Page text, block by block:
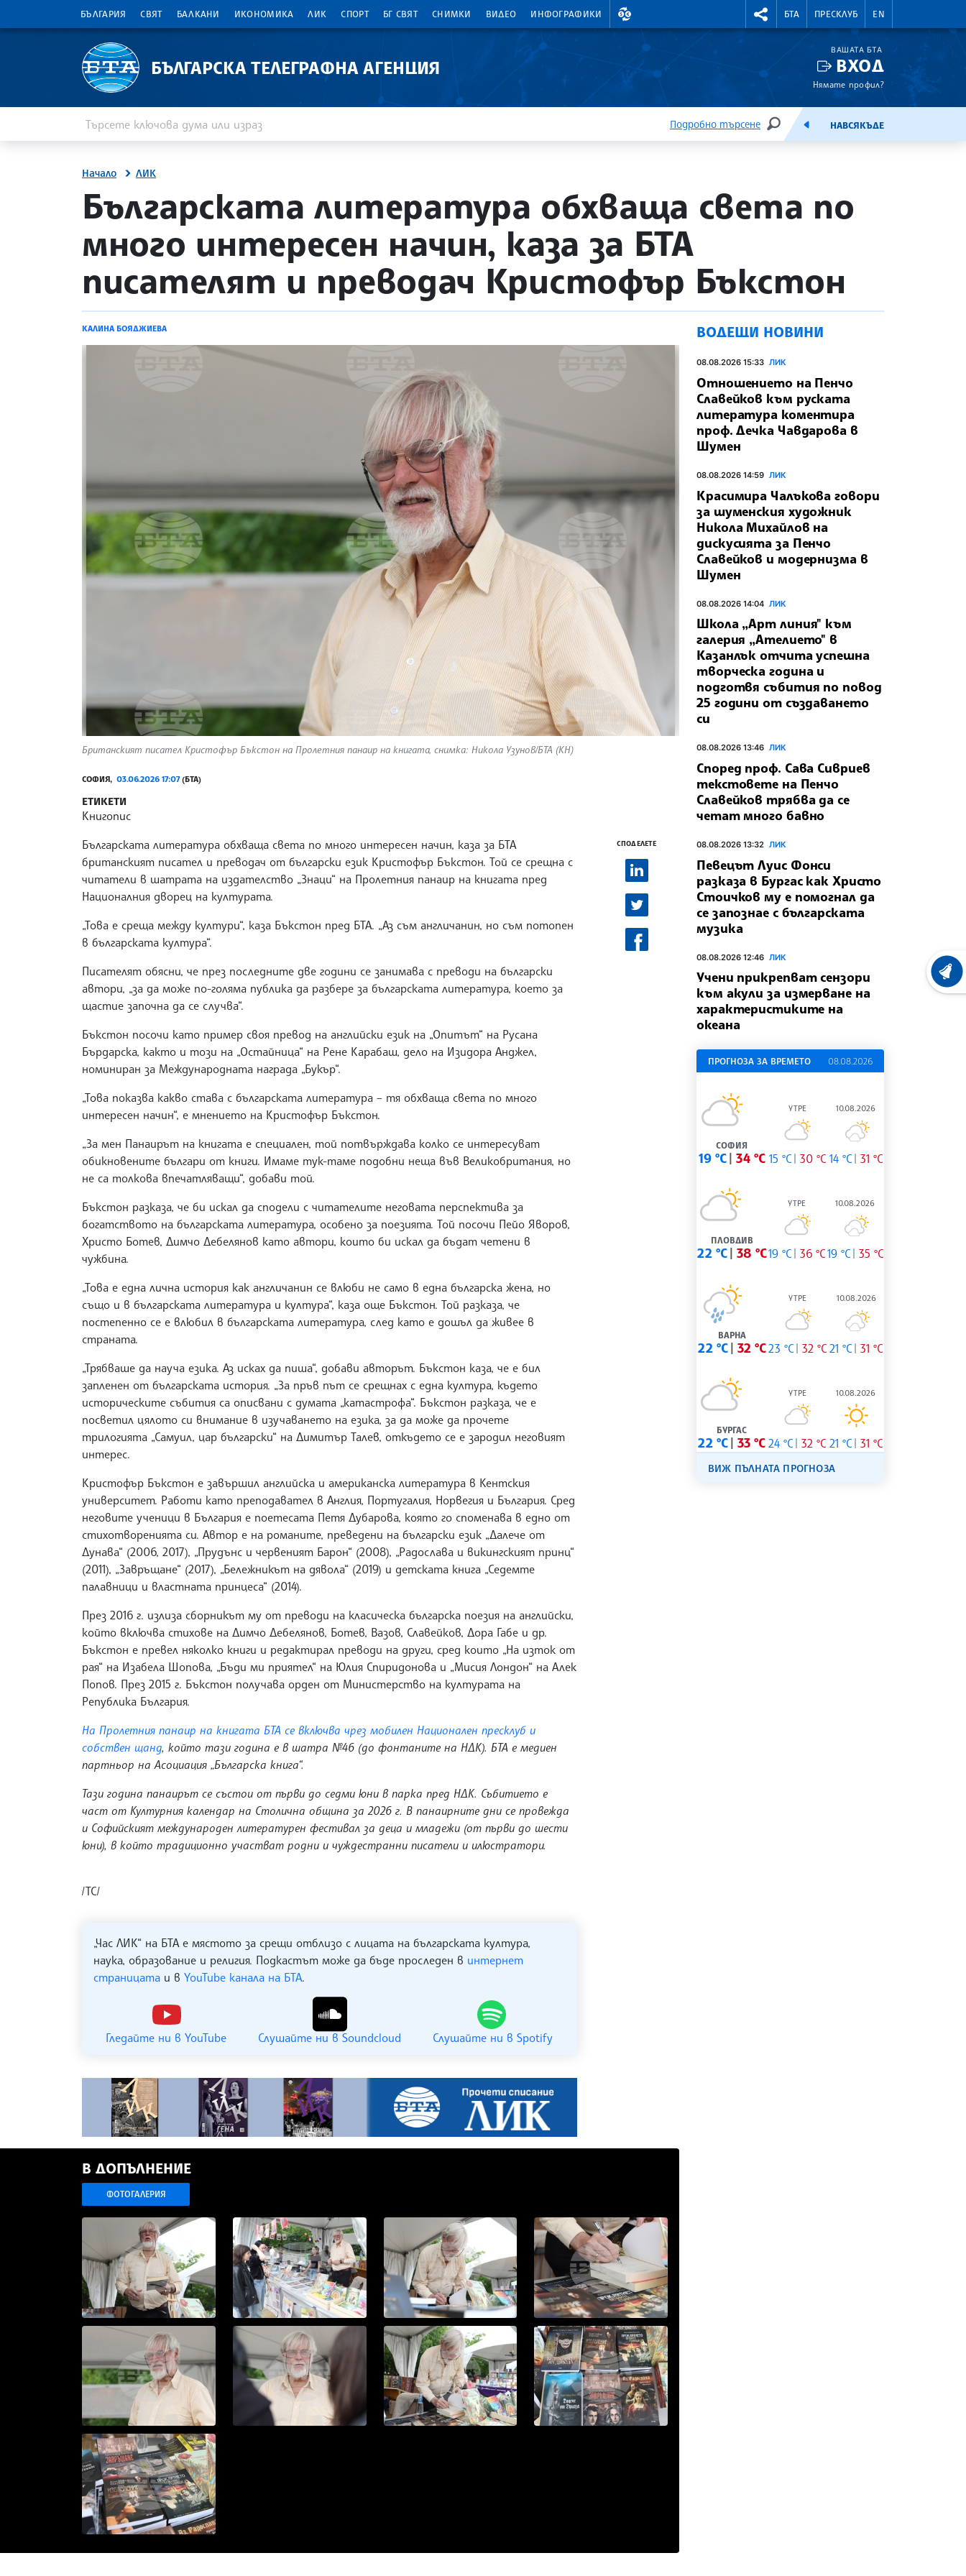
БЪЛГАРИЯ СВЯТ БАЛКАНИ ИКОНОМИКА ЛИК СПОРТ БГ СВЯТ СНИМКИ ВИДЕО ИНФОГРАФИКИ
ВАЛУТНИ КУРСОВЕ RIGHTMENU.SOCIAL
БТА ПРЕСКЛУБ EN
БЪЛГАРСКА ТЕЛЕГРАФНА АГЕНЦИЯ
ВАШАТА БТА
ВХОД
Нямате профил?
Подробно търсене
ТЪРСЕНЕЕМИСИЯНАВСЯКЪДЕ
Начало ЛИК
site.bta
Българската литература обхваща света по
много интересен начин, каза за БТА
писателят и преводач Кристофър Бъкстон
КАЛИНА БОЯДЖИЕВА
Британският писател Кристофър Бъкстон на Пролетния панаир на книгата, снимка: Никола Узунов/БТА (КН)
СОФИЯ, 03.06.2026 17:07(БТА)
ЕТИКЕТИ
Книгопис
Българската литература обхваща света по много интересен начин, каза за БТА
британският писател и преводач от български език Кристофър Бъкстон. Той се срещна с
читатели в шатрата на издателство „Знаци“ на Пролетния панаир на книгата пред
Националния дворец на културата.
„Това е среща между култури“, каза Бъкстон пред БТА. „Аз съм англичанин, но съм потопен
в българската култура“.
Писателят обясни, че през последните две години се занимава с преводи на български
автори, „за да може по-голяма публика да разбере за българската литература, което за
щастие започна да се случва“.
Бъкстон посочи като пример своя превод на английски език на „Опитът“ на Русана
Бърдарска, както и този на „Остайница“ на Рене Карабаш, дело на Изидора Анджел,
номиниран за Международната награда „Букър“.
„Това показва какво става с българската литература – тя обхваща света по много
интересен начин“, е мнението на Кристофър Бъкстон.
„За мен Панаирът на книгата е специален, той потвърждава колко се интересуват
обикновените българи от книги. Имаме тук-таме подобни неща във Великобритания, но
не са толкова впечатляващи“, добави той.
Бъкстон разказа, че би искал да сподели с читателите неговата перспектива за
богатството на българската литература, особено за поезията. Той посочи Пейо Яворов,
Христо Ботев, Димчо Дебелянов като автори, които би искал да бъдат четени в
чужбина.
„Това е една лична история как англичанин се влюби не само в една българска жена, но
също и в българската литература и култура“, каза още Бъкстон. Той разказа, че
постепенно се е влюбил в българската литература, след като е дошъл да живее в
страната.
„Трябваше да науча езика. Аз исках да пиша“, добави авторът. Бъкстон каза, че е бил
запленен от българската история. „За пръв път се срещнах с една култура, където
историческите събития са описвани с думата „катастрофа“. Бъкстон разказа, че е
посветил цялото си внимание в изучаването на езика, за да може да прочете
трилогията „Самуил, цар български“ на Димитър Талев, откъдето се е зародил неговият
интерес.
Кристофър Бъкстон е завършил английска и американска литература в Кентския
университет. Работи като преподавател в Англия, Португалия, Норвегия и България. Сред
неговите ученици в България е поетесата Петя Дубарова, която го споменава в едно от
стихотворенията си. Автор е на романите, преведени на български език „Далече от
Дунава“ (2006, 2017), „Прудънс и червеният Барон“ (2008), „Радослава и викингският принц“
(2011), „Завръщане“ (2017), „Бележникът на дявола“ (2019) и детската книга „Седемте
палавници и властната принцеса“ (2014).
През 2016 г. излиза сборникът му от преводи на класическа българска поезия на английски,
който включва стихове на Димчо Дебелянов, Ботев, Вазов, Славейков, Дора Габе и др.
Бъкстон е превел няколко книги и редактирал преводи на други, сред които „На изток от
рая“ на Изабела Шопова, „Бъди ми приятел“ на Юлия Спиридонова и „Мисия Лондон“ на Алек
Попов. През 2015 г. Бъкстон получава орден от Министерство на културата на
Република България.
На Пролетния панаир на книгата БТА се включва чрез мобилен Национален пресклуб и
собствен щанд, който тази година е в шатра №46 (до фонтаните на НДК). БТА е медиен
партньор на Асоциация „Българска книга“.
Тази година панаирът се състои от първи до седми юни в парка пред НДК. Събитието е
част от Културния календар на Столична община за 2026 г. В панаирните дни се провежда
и Софийският международен литературен фестивал за деца и младежи (от първи до шести
юни), в който традиционно участват родни и чуждестранни писатели и илюстратори.
/ТС/
„Час ЛИК“ на БТА е мястото за срещи отблизо с лицата на българската култура,
наука, образование и религия. Подкастът може да бъде проследен в интернет
страницата и в YouTube канала на БТА.
Гледайте ни в YouTube Слушайте ни в Soundcloud Слушайте ни в Spotify
СПОДЕЛЕТЕ
В ДОПЪЛНЕНИЕ
ФОТОГАЛЕРИЯ
ВОДЕЩИ НОВИНИ
08.08.2026 15:33 ЛИК
Отношението на Пенчо
Славейков към руската
литература коментира
проф. Дечка Чавдарова в
Шумен
08.08.2026 14:59 ЛИК
Красимира Чалъкова говори
за шуменския художник
Никола Михайлов на
дискусията за Пенчо
Славейков и модернизма в
Шумен
08.08.2026 14:04 ЛИК
Школа „Арт линия" към
галерия „Ателието" в
Казанлък отчита успешна
творческа година и
подготвя събития по повод
25 години от създаването
си
08.08.2026 13:46 ЛИК
Според проф. Сава Сивриев
текстовете на Пенчо
Славейков трябва да се
четат много бавно
08.08.2026 13:32 ЛИК
Певецът Луис Фонси
разказа в Бургас как Христо
Стоичков му е помогнал да
се запознае с българската
музика
08.08.2026 12:46 ЛИК
Учени прикрепват сензори
към акули за измерване на
характеристиките на
океана
ПРОГНОЗА ЗА ВРЕМЕТО 08.08.2026
СОФИЯ
19 °C 34 °C
УТРЕ
15 °C 30 °C
10.08.2026
14 °C 31 °C
ПЛОВДИВ
22 °C 38 °C
УТРЕ
19 °C 36 °C
10.08.2026
19 °C 35 °C
ВАРНА
22 °C 32 °C
УТРЕ
23 °C 32 °C
10.08.2026
21 °C 31 °C
БУРГАС
22 °C 33 °C
УТРЕ
24 °C 32 °C
10.08.2026
21 °C 31 °C
ВИЖ ПЪЛНАТА ПРОГНОЗА